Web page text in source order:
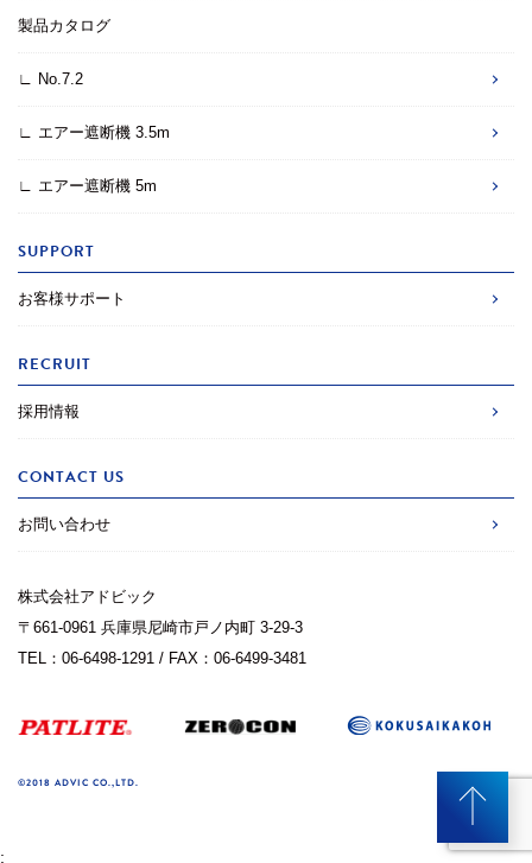
製品カタログ
∟ No.7.2
∟ エアー遮断機 3.5m
∟ エアー遮断機 5m
SUPPORT
お客様サポート
RECRUIT
採用情報
CONTACT US
お問い合わせ
株式会社アドビック
〒661-0961 兵庫県尼崎市戸ノ内町 3-29-3
TEL：06-6498-1291 / FAX：06-6499-3481
©2018 ADVIC CO.,LTD.
;